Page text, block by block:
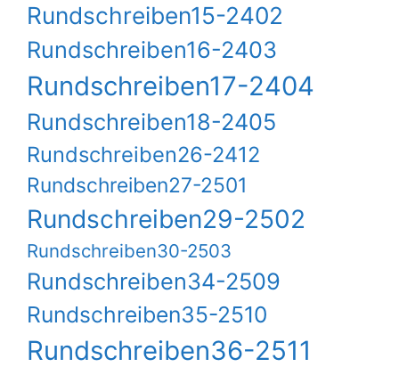
Rundschreiben15-2402
Rundschreiben16-2403
Rundschreiben17-2404
Rundschreiben18-2405
Rundschreiben26-2412
Rundschreiben27-2501
Rundschreiben29-2502
Rundschreiben30-2503
Rundschreiben34-2509
Rundschreiben35-2510
Rundschreiben36-2511